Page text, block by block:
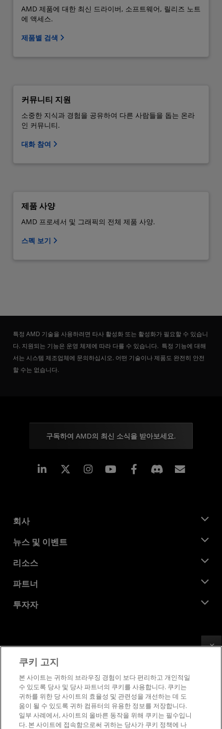
AMD 제품에 대한 최신 드라이버, 소프트웨어, 릴리즈 노트
에 액세스.
제품별 검색
커뮤니티 지원
소중한 지식과 경험을 공유하여 다른 사람들을 돕는 온라
인 커뮤니티.
대화 참여
제품 사양
AMD 프로세서 및 그래픽의 전체 제품 사양.
스펙 보기
특정 AMD 기술을 사용하려면 타사 활성화 또는 활성화가 필요할 수 있습니
다. 지원되는 기능은 운영 체제에 따라 다를 수 있습니다. 특정 기능에 대해
서는 시스템 제조업체에 문의하십시오. 어떤 기술이나 제품도 완전히 안전
할 수는 없습니다.
구독하여 AMD의 최신 소식을 받아보세요.
Linkedin Instagram Facebook
회사
AMD 소개
기업의 사회적 책임
채용
문의하기
뉴스 및 이벤트
뉴스룸
미디어 라이브러리
리소스
개발자 센트럴
사례 연구
파트너
AMD 파트너 허브
투자자
이사위원회
거버넌스 문서
SEC 신고서
상표
공급망 투명성
공정 및 공개 경쟁
영국 세금 전략
쿠키 정책
쿠키 고지
본 사이트는 귀하의 브라우징 경험이 보다 편리하고 개인적일
수 있도록 당사 및 당사 파트너의 쿠키를 사용합니다. 쿠키는
귀하를 위한 당 사이트의 효율성 및 관련성을 개선하는 데 도
움이 될 수 있도록 귀하 컴퓨터의 유용한 정보를 저장합니다.
일부 사례에서, 사이트의 올바른 동작을 위해 쿠키는 필수입니
다. 본 사이트에 접속함으로써 귀하는 당사가 쿠키 정책에 나